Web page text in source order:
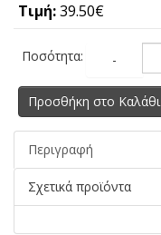
Τιμή:39.50€
Ποσότητα: -
Προσθήκη στο Καλάθι
Περιγραφή
Σχετικά προϊόντα